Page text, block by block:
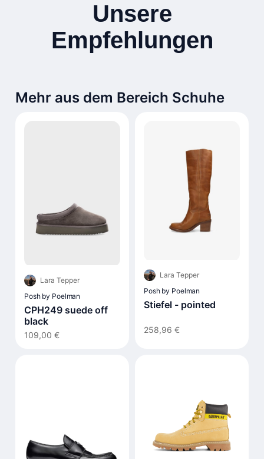
Unsere
Empfehlungen
Mehr aus dem Bereich Schuhe
Lara Tepper
Posh by Poelman
CPH249 suede off
black
109,00 €
Lara Tepper
Posh by Poelman
Stiefel - pointed
258,96 €